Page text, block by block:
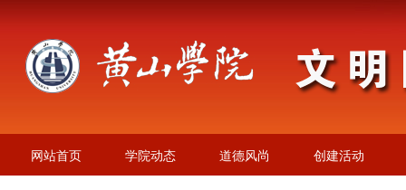
网站首页 学院动态 道德风尚 创建活动